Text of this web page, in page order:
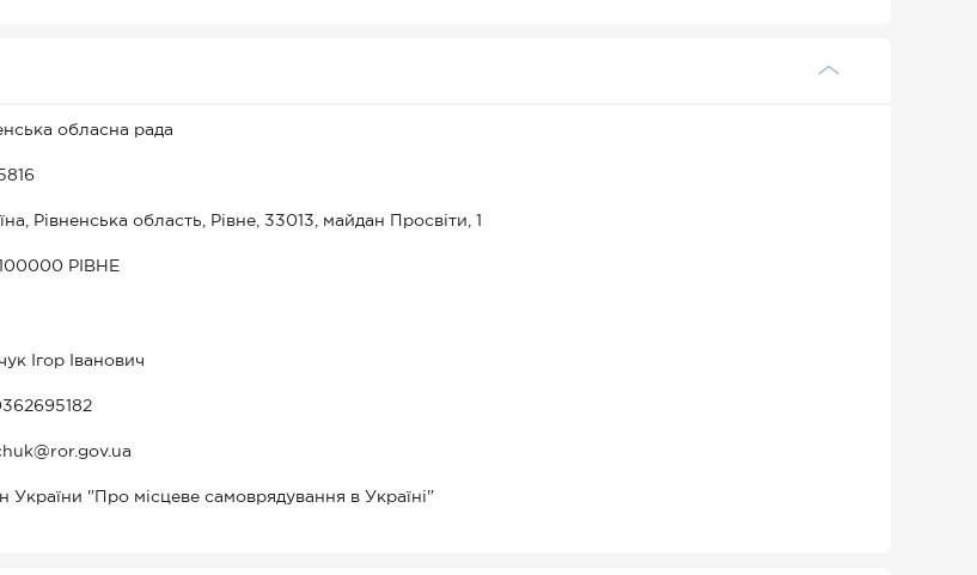
обласна рада
Рівненська область, Рівне, 33013, майдан Просвіти, 1
РІВНЕ
Ігор Іванович
України "Про місцеве самоврядування в Україні"